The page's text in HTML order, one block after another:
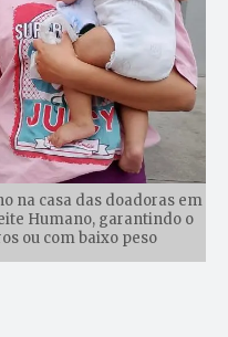
na casa das doadoras em
Humano, garantindo o
ou com baixo peso